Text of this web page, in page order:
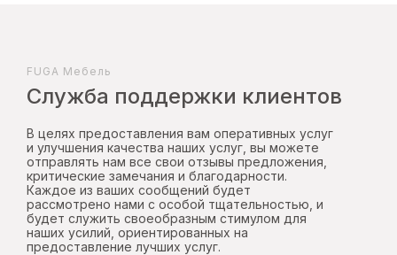
FUGA Mебель
Служба поддержки клиентов
В целях предоставления вам оперативных услуг
и улучшения качества наших услуг, вы можете
отправлять нам все свои отзывы предложения,
критические замечания и благодарности.
Каждое из ваших сообщений будет
рассмотрено нами с особой тщательностью, и
будет служить своеобразным стимулом для
наших усилий, ориентированных на
предоставление лучших услуг.